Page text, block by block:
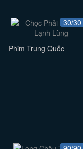
30/30
Phim Trung Quốc